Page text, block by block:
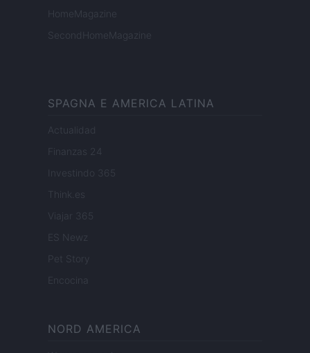
HomeMagazine
SecondHomeMagazine
SPAGNA E AMERICA LATINA
Actualidad
Finanzas 24
Investindo 365
Think.es
Viajar 365
ES Newz
Pet Story
Encocina
NORD AMERICA